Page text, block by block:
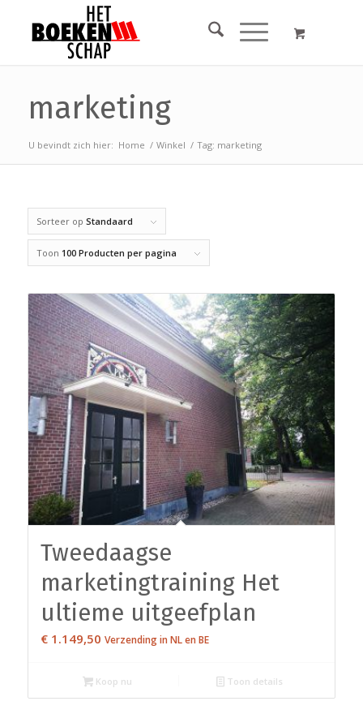
marketing
U bevindt zich hier: Home / Winkel / Tag: marketing
Sorteer op Standaard
Toon 100 Producten per pagina
Tweedaagse
marketingtraining Het
ultieme uitgeefplan
€1.149,50 Verzending in NL en BE
Koop nu Toon details